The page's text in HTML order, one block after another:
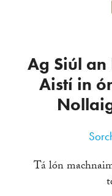
Ag Siúl
Aistí in
Tá lón